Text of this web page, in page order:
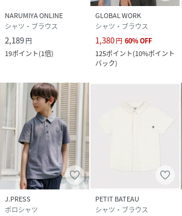
NARUMIYA ONLINE
シャツ・ブラウス
2,189円
19ポイント(1倍)
GLOBAL WORK
シャツ・ブラウス
1,380円 60%OFF
125ポイント(10%ポイント
バック)
J.PRESS
ポロシャツ
PETIT BATEAU
シャツ・ブラウス